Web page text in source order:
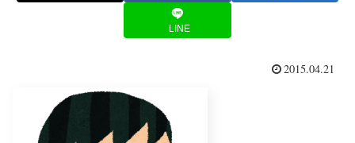
LINE
2015.04.21